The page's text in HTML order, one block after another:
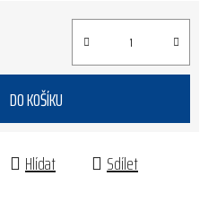
DO KOŠÍKU
Hlídat Sdílet